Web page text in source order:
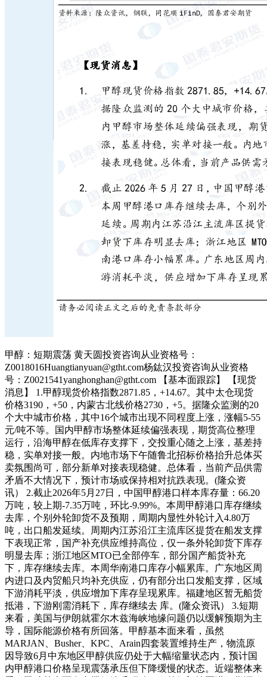
甲醇：短期震荡 黄天圆投资咨询从业资格号：
Z0018016Huangtianyuan@gtht.com杨鈜汉投资咨询从业资格
号：Z0021541yanghonghan@gtht.com 【基本面跟踪】 【现货
消息】 1.甲醇现货价格指数2871.85，+14.67。其中太仓现货
价格3190，+50，内蒙古北线价格2730，+5。据隆众监测的20
个大中城市价格，其中16个城市出现不同程度上涨，涨幅5-55
元/吨不等。国内甲醇市场整体延续偏强表现，期货高位整理
运行，沿海甲醇在低库存支撑下，交投重心随之上涨，基差持
稳，实单对接一般。内地市场下午随鲁北招标价格抬升总体买
卖氛围尚可，部分新单对接表现稳健。总体看，当前产品供需
矛盾不大情况下，预计市场或保持相对抗跌表现。(隆众资
讯） 2.截止2026年5月27日，中国甲醇港口样本库存量：66.20
万吨，较上期-7.35万吨，环比-9.99%。本周甲醇港口库存继续
去库，个别外轮卸货不及预期，周期内显性外轮计入4.80万
吨，出口船发延续。周期内江苏沿江主流库区提货在船发支撑
下表现正常，国产补充供应维持高位，仅一条外轮卸货下库存
明显去库；浙江地区MTO已全部停车，部分国产船货补充
下，库存继续去库。本周华南港口库存小幅累库。广东地区周
内进口及内贸船只均补充供应，仍有部分出口发船支撑，区域
下游消耗平淡，供应增加下库存呈现累库。福建地区暂无船货
抵港，下游刚需消耗下，库存继续去 库。(隆众资讯） 3.短期
来看，美国与伊朗就霍尔木兹海峡地缘问题仍以缓解预期为主
导，国际能源价格有所回落。甲醇基本面来看，虽然
MARJAN、Busher、KPC、Arain四套装置维持生产，物流原
因导致6月中东地区甲醇供应仍处于大幅缩量状态内，预计国
内甲醇港口价格呈现震荡承压但下降缓慢的状态。近端整体来